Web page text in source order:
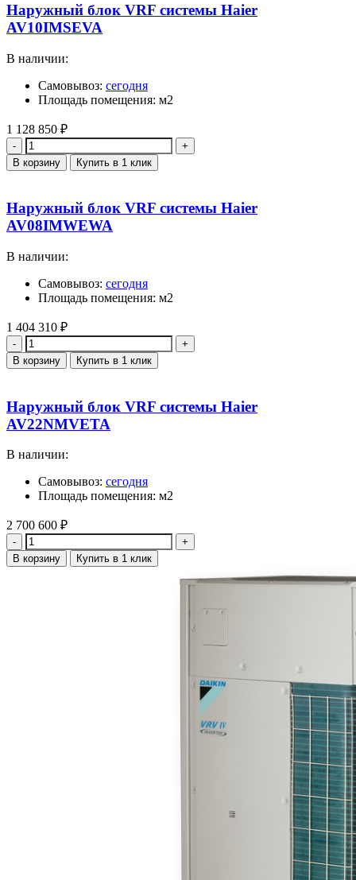
Наружный блок VRF системы Haier
AV10IMSEVA
В наличии:
Самовывоз: сегодня
Площадь помещения: м2
1 128 850 ₽
Количество
В корзину Купить в 1 клик
Наружный блок VRF системы Haier
AV08IMWEWA
В наличии:
Самовывоз: сегодня
Площадь помещения: м2
1 404 310 ₽
Количество
В корзину Купить в 1 клик
Наружный блок VRF системы Haier
AV22NMVETA
В наличии:
Самовывоз: сегодня
Площадь помещения: м2
2 700 600 ₽
Количество
В корзину Купить в 1 клик